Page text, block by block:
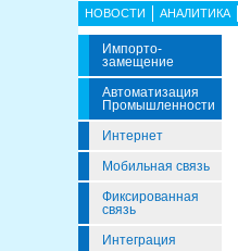
НОВОСТИ АНАЛИТИКА
Импорто­
Замещение
Автоматизация
Промышленности
Интернет
Мобильная связь
Фиксированная
связь
Интеграция